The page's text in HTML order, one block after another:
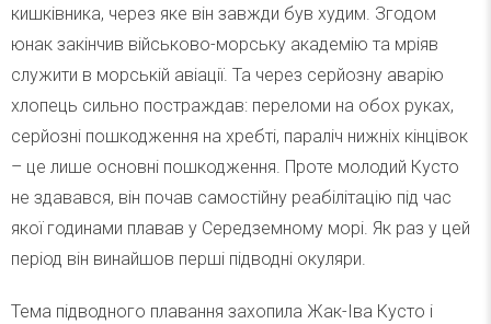
кишківника, через яке він завжди був худим. Згодом
юнак закінчив військово-морську академію та мріяв
служити в морській авіації. Та через серйозну аварію
хлопець сильно постраждав: переломи на обох руках,
серйозні пошкодження на хребті, параліч нижніх кінцівок
– це лише основні пошкодження. Проте молодий Кусто
не здавався, він почав самостійну реабілітацію під час
якої годинами плавав у Середземному морі. Як раз у цей
період він винайшов перші підводні окуляри.
Тема підводного плавання захопила Жак-Іва Кусто і